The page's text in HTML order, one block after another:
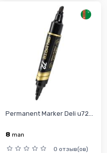
Permanent Marker Deli u72...
8 man
0 отзыв(ов)